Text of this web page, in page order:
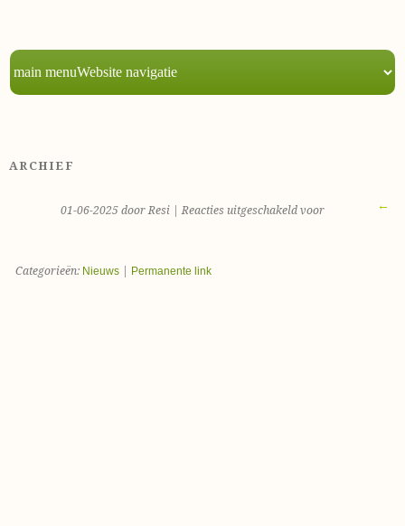
ARCHIEF
01-06-2025 door Resi |Reacties uitgeschakeld voor
Categorieën: Nieuws| Permanente link
←